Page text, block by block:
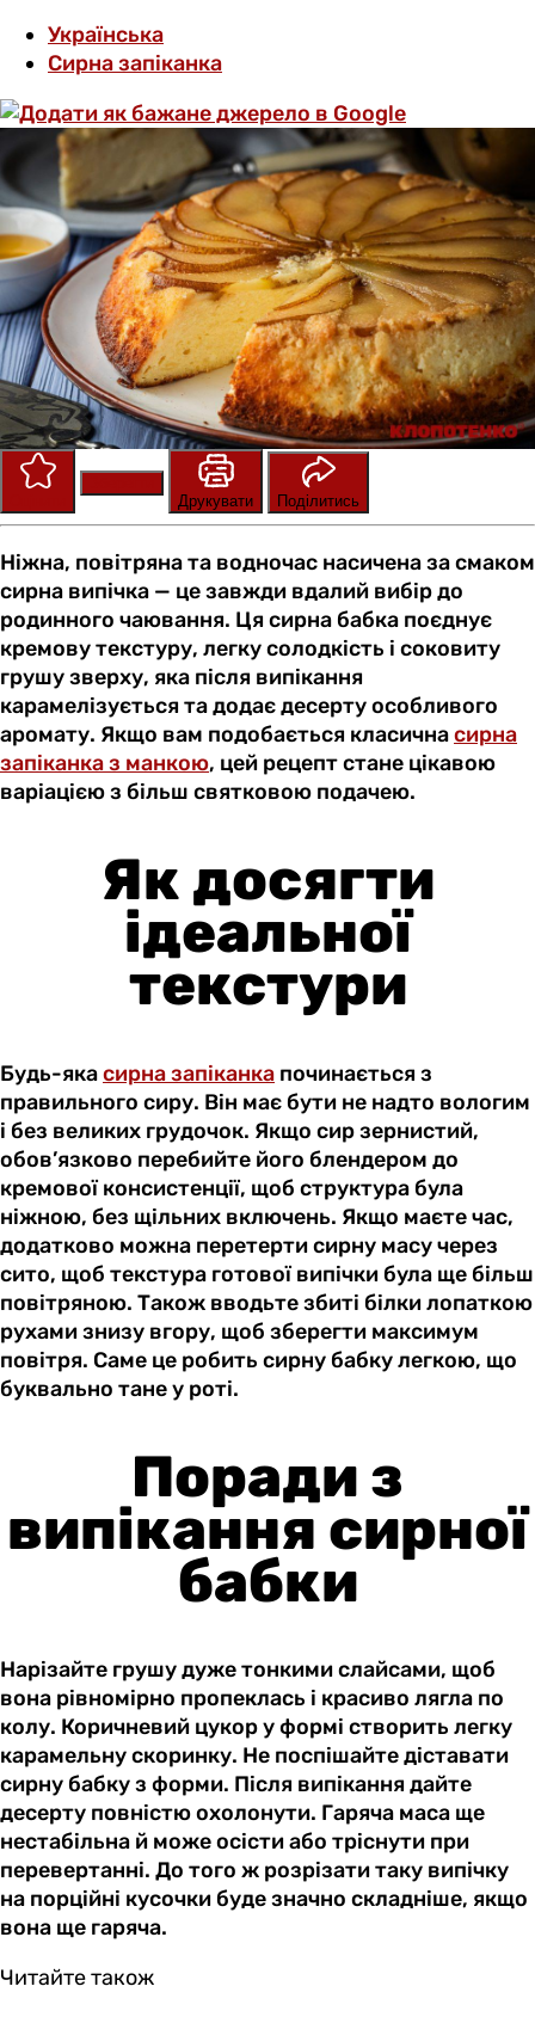
Українська
Сирна запіканка
Друкувати
Поділитись
Ніжна, повітряна та водночас насичена за смаком
сирна випічка — це завжди вдалий вибір до
родинного чаювання. Ця сирна бабка поєднує
кремову текстуру, легку солодкість і соковиту
грушу зверху, яка після випікання
карамелізується та додає десерту особливого
аромату. Якщо вам подобається класичнасирна
запіканка з манкою, цей рецепт стане цікавою
варіацією з більш святковою подачею.
Як досягти
ідеальної
текстури
Будь-якасирна запіканка починається з
правильного сиру. Він має бути не надто вологим
і без великих грудочок. Якщо сир зернистий,
обов’язково перебийте його блендером до
кремової консистенції, щоб структура була
ніжною, без щільних включень. Якщо маєте час,
додатково можна перетерти сирну масу через
сито, щоб текстура готової випічки була ще більш
повітряною. Також вводьте збиті білки лопаткою
рухами знизу вгору, щоб зберегти максимум
повітря. Саме це робить сирну бабку легкою, що
буквально тане у роті.
Поради з
випікання сирної
бабки
Нарізайте грушу дуже тонкими слайсами, щоб
вона рівномірно пропеклась і красиво лягла по
колу. Коричневий цукор у формі створить легку
карамельну скоринку. Не поспішайте діставати
сирну бабку з форми. Після випікання дайте
десерту повністю охолонути. Гаряча маса ще
нестабільна й може осісти або тріснути при
перевертанні. До того ж розрізати таку випічку
на порційні кусочки буде значно складніше, якщо
вона ще гаряча.
Читайте також